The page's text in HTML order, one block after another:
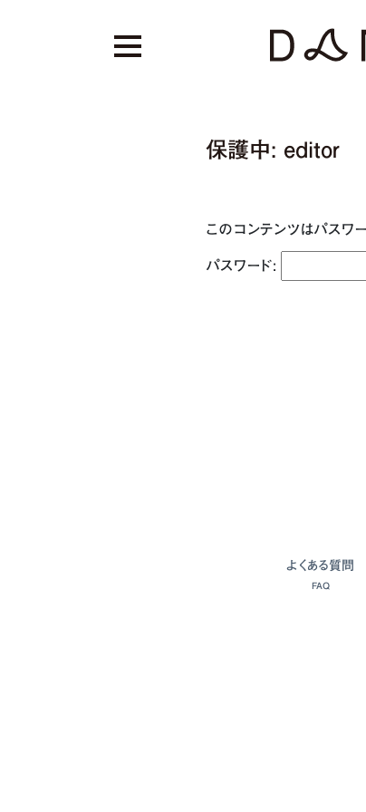
保護中: editor
このコンテンツはパスワ
パスワード:
よくある質問
FAQ